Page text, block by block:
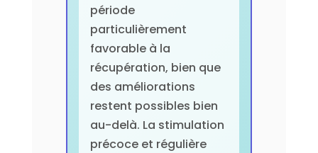
période
particulièrement
favorable à la
récupération, bien que
des améliorations
restent possibles bien
au-delà. La stimulation
précoce et régulière